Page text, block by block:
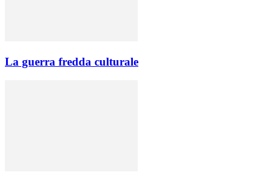
La guerra fredda culturale